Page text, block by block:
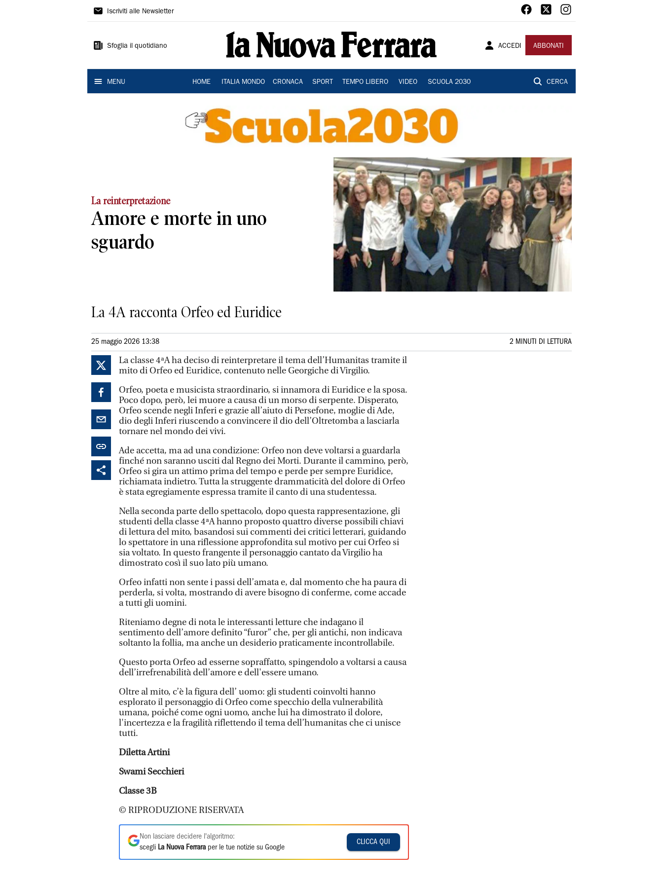
La
Ferrara
Iscriviti alle Newsletter
Sfoglia il quotidiano ACCEDI ABBONATI
MENU HOME ITALIA MONDO CRONACA SPORT TEMPO LIBERO VIDEO SCUOLA 2030 CERCA
La reinterpretazione
Amore e morte in uno
sguardo
La 4A racconta Orfeo ed Euridice
25 maggio 2026 13:38 2 MINUTI DI LETTURA
La classe 4ªA ha deciso di reinterpretare il tema dell’Humanitas tramite il
mito di Orfeo ed Euridice, contenuto nelle Georgiche di Virgilio.
Orfeo, poeta e musicista straordinario, si innamora di Euridice e la sposa.
Poco dopo, però, lei muore a causa di un morso di serpente. Disperato,
Orfeo scende negli Inferi e grazie all’aiuto di Persefone, moglie di Ade,
dio degli Inferi riuscendo a convincere il dio dell’Oltretomba a lasciarla
tornare nel mondo dei vivi.
Ade accetta, ma ad una condizione: Orfeo non deve voltarsi a guardarla
finché non saranno usciti dal Regno dei Morti. Durante il cammino, però,
Orfeo si gira un attimo prima del tempo e perde per sempre Euridice,
richiamata indietro. Tutta la struggente drammaticità del dolore di Orfeo
è stata egregiamente espressa tramite il canto di una studentessa.
Nella seconda parte dello spettacolo, dopo questa rappresentazione, gli
studenti della classe 4ªA hanno proposto quattro diverse possibili chiavi
di lettura del mito, basandosi sui commenti dei critici letterari, guidando
lo spettatore in una riflessione approfondita sul motivo per cui Orfeo si
sia voltato. In questo frangente il personaggio cantato da Virgilio ha
dimostrato così il suo lato più umano.
Orfeo infatti non sente i passi dell’amata e, dal momento che ha paura di
perderla, si volta, mostrando di avere bisogno di conferme, come accade
a tutti gli uomini.
Riteniamo degne di nota le interessanti letture che indagano il
sentimento dell’amore definito “furor” che, per gli antichi, non indicava
soltanto la follia, ma anche un desiderio praticamente incontrollabile.
Questo porta Orfeo ad esserne sopraffatto, spingendolo a voltarsi a causa
dell’irrefrenabilità dell’amore e dell'essere umano.
Oltre al mito, c’è la figura dell’ uomo: gli studenti coinvolti hanno
esplorato il personaggio di Orfeo come specchio della vulnerabilità
umana, poiché come ogni uomo, anche lui ha dimostrato il dolore,
l'incertezza e la fragilità riflettendo il tema dell’humanitas che ci unisce
tutti.
Diletta Artini
Swami Secchieri
Classe 3B
© RIPRODUZIONE RISERVATA
Non lasciare decidere l'algoritmo:
scegli La Nuova Ferrara per le tue notizie su Google
CLICCA QUI